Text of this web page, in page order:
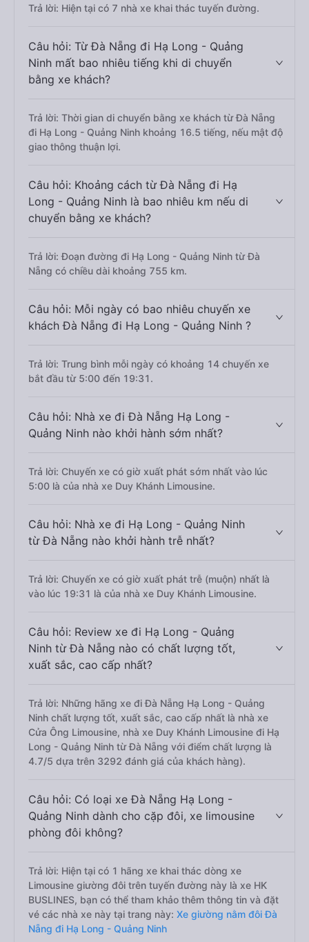
Trả lời: Hiện tại có 7 nhà xe khai thác tuyến đường.
Câu hỏi: Từ Đà Nẵng đi Hạ Long - Quảng
Ninh mất bao nhiêu tiếng khi di chuyển
bằng xe khách?
Trả lời: Thời gian di chuyển bằng xe khách từ Đà Nẵng
đi Hạ Long - Quảng Ninh khoảng 16.5 tiếng, nếu mật độ
giao thông thuận lợi.
Câu hỏi: Khoảng cách từ Đà Nẵng đi Hạ
Long - Quảng Ninh là bao nhiêu km nếu di
chuyển bằng xe khách?
Trả lời: Đoạn đường đi Hạ Long - Quảng Ninh từ Đà
Nẵng có chiều dài khoảng 755 km.
Câu hỏi: Mỗi ngày có bao nhiêu chuyến xe
khách Đà Nẵng đi Hạ Long - Quảng Ninh ?
Trả lời: Trung bình mỗi ngày có khoảng 14 chuyến xe
bắt đầu từ 5:00 đến 19:31.
Câu hỏi: Nhà xe đi Đà Nẵng Hạ Long -
Quảng Ninh nào khởi hành sớm nhất?
Trả lời: Chuyến xe có giờ xuất phát sớm nhất vào lúc
5:00 là của nhà xe Duy Khánh Limousine.
Câu hỏi: Nhà xe đi Hạ Long - Quảng Ninh
từ Đà Nẵng nào khởi hành trễ nhất?
Trả lời: Chuyến xe có giờ xuất phát trễ (muộn) nhất là
vào lúc 19:31 là của nhà xe Duy Khánh Limousine.
Câu hỏi: Review xe đi Hạ Long - Quảng
Ninh từ Đà Nẵng nào có chất lượng tốt,
xuất sắc, cao cấp nhất?
Trả lời: Những hãng xe đi Đà Nẵng Hạ Long - Quảng
Ninh chất lượng tốt, xuất sắc, cao cấp nhất là nhà xe
Cửa Ông Limousine, nhà xe Duy Khánh Limousine đi Hạ
Long - Quảng Ninh từ Đà Nẵng với điểm chất lượng là
4.7/5 dựa trên 3292 đánh giá của khách hàng).
Câu hỏi: Có loại xe Đà Nẵng Hạ Long -
Quảng Ninh dành cho cặp đôi, xe limousine
phòng đôi không?
Trả lời: Hiện tại có 1 hãng xe khai thác dòng xe
Limousine giường đôi trên tuyến đường này là xe HK
BUSLINES, bạn có thể tham khảo thêm thông tin và đặt
vé các nhà xe này tại trang này: Xe giường nằm đôi Đà
Nẵng đi Hạ Long - Quảng Ninh